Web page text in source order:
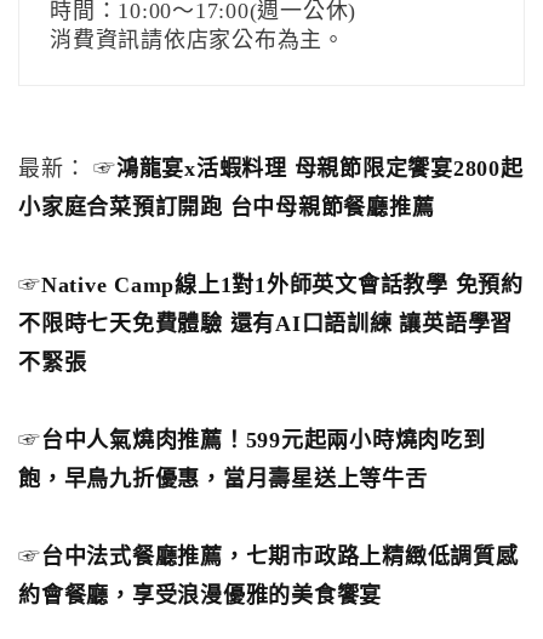
時間：10:00～17:00(週一公休)
消費資訊請依店家公布為主。
最新： ☞鴻龍宴x活蝦料理 母親節限定饗宴2800起
小家庭合菜預訂開跑 台中母親節餐廳推薦
☞Native Camp線上1對1外師英文會話教學 免預約
不限時七天免費體驗 還有AI口語訓練 讓英語學習
不緊張
☞台中人氣燒肉推薦！599元起兩小時燒肉吃到
飽，早鳥九折優惠，當月壽星送上等牛舌
☞台中法式餐廳推薦，七期市政路上精緻低調質感
約會餐廳，享受浪漫優雅的美食饗宴